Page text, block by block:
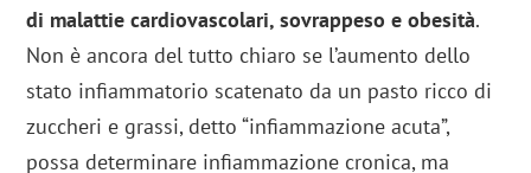
di malattie cardiovascolari, sovrappeso e obesità.
Non è ancora del tutto chiaro se l’aumento dello
stato infiammatorio scatenato da un pasto ricco di
zuccheri e grassi, detto “infiammazione acuta”,
possa determinare infiammazione cronica, ma